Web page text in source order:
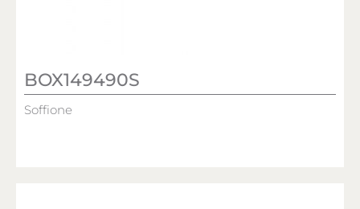
BOX149490S
Soffione